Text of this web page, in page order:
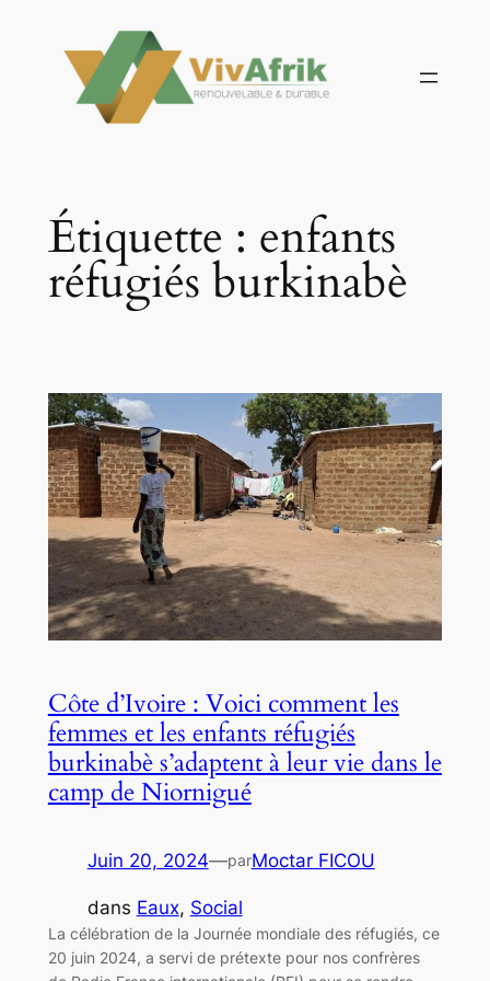
contenu
Étiquette : enfants
réfugiés burkinabè
Côte d’Ivoire : Voici comment les
femmes et les enfants réfugiés
burkinabè s’adaptent à leur vie dans le
camp de Niornigué
Juin 20, 2024—parMoctar FICOU
dans Eaux, Social
La célébration de la Journée mondiale des réfugiés, ce
20 juin 2024, a servi de prétexte pour nos confrères